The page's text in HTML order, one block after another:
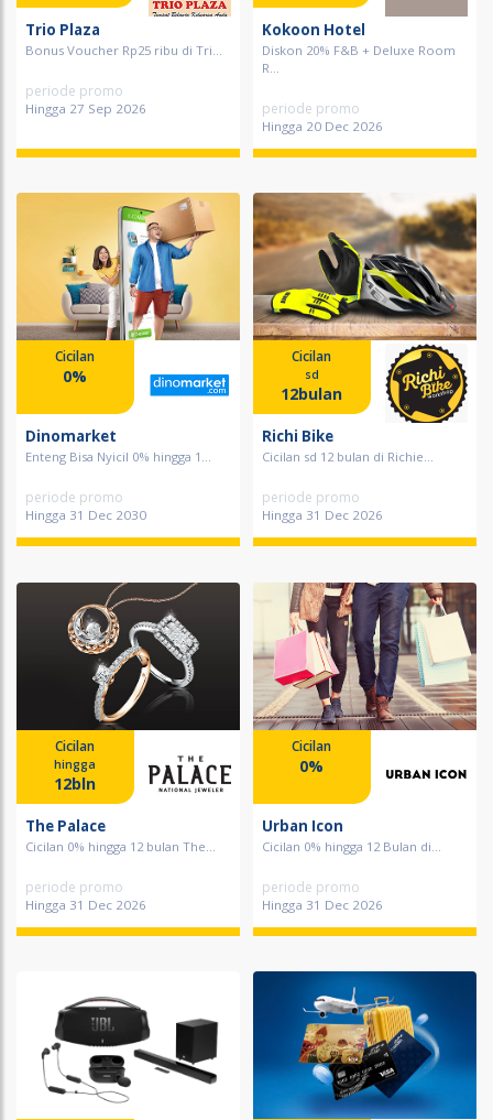
Trio Plaza
Bonus Voucher Rp25 ribu di Tri...
periode promo
Hingga 27 Sep 2026
Kokoon Hotel
Diskon 20% F&B + Deluxe Room
R...
periode promo
Hingga 20 Dec 2026
Cicilan
0%
Dinomarket
Enteng Bisa Nyicil 0% hingga 1...
periode promo
Hingga 31 Dec 2030
Cicilan
sd
12bulan
Richi Bike
Cicilan sd 12 bulan di Richie...
periode promo
Hingga 31 Dec 2026
Cicilan
hingga
12bln
The Palace
Cicilan 0% hingga 12 bulan The...
periode promo
Hingga 31 Dec 2026
Cicilan
0%
Urban Icon
Cicilan 0% hingga 12 Bulan di...
periode promo
Hingga 31 Dec 2026